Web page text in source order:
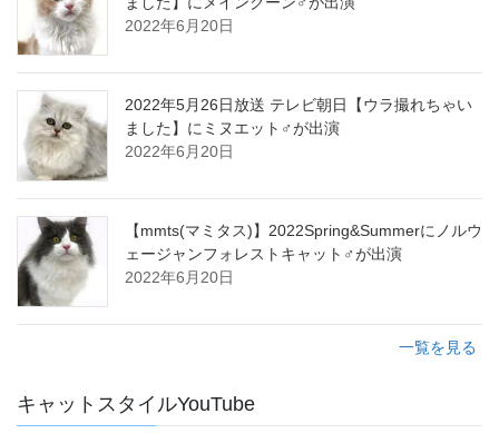
2022年6月20日
2022年5月26日放送 テレビ朝日【ウラ撮れちゃい
ました】にミヌエット♂が出演
2022年6月20日
【mmts(マミタス)】2022Spring&Summerにノルウ
ェージャンフォレストキャット♂が出演
2022年6月20日
一覧を見る
キャットスタイルYouTube